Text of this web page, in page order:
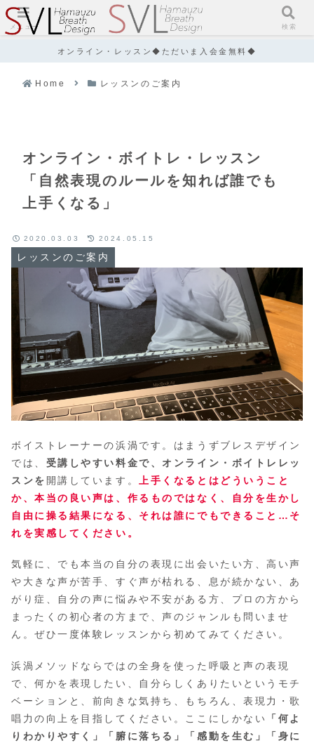
オンライン・レッスン◆ただいま入会金無料◆
Home レッスンのご案内
オンライン・ボイトレ・レッスン
「自然表現のルールを知れば誰でも
上手くなる」
レッスンのご案内
2020.03.03 2024.05.15
ボイストレーナーの浜渦です。はまうずブレスデザイン
では、 受講しやすい料金で、オンライン・ボイトレレッ
スンを 開講しています。
上手くなるとはどういうこと
か、本当の良い声は、作るものではなく、自分を生かし
自由に操る結果になる、それは誰にでもできること…そ
れを実感してください。
気軽に、でも本当の自分の表現に出会いたい方、高い声
や大きな声が苦手、すぐ声が枯れる、息が続かない、あ
がり症、自分の声に悩みや不安がある方、プロの方から
まったくの初心者の方まで、声のジャンルも問いませ
ん。ぜひ一度体験レッスンから初めてみてください。
浜渦メソッドならではの全身を使った呼吸と声の表現
で、何かを表現したい、自分らしくありたいというモチ
ベーションと、前向きな気持ち、もちろん、表現力・歌
唱力の向上を目指してください。ここにしかない
「何よ
りわかりやすく」「腑に落ちる」「感動を生む」「身に
メニュー 検索